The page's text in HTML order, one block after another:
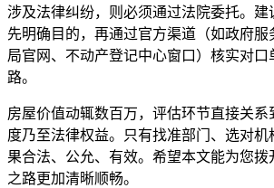
涉及法律纠纷，则必须通过法院委托。建
先明确目的，再通过官方渠道（如政府服
局官网、不动产登记中心窗口）核实对口
路。
房屋价值动辄数百万，评估环节直接关系
度乃至法律权益。只有找准部门、选对机
果合法、公允、有效。希望本文能为您
之路更加清晰顺畅。